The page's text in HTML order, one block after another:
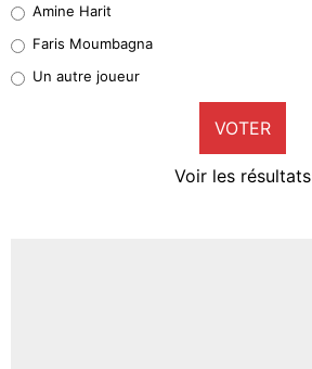
1%
9%
Amine Harit
Faris Moumbagna
Un autre joueur
VOTER
Voir les résultats